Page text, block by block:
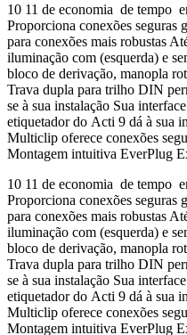
10 11 de economia de tempo
Proporciona conexões
para conexões mais robustas
iluminação com (esquerda) e
bloco de derivação, manopla
Trava dupla para trilho DIN
se à sua instalação Sua
etiquetador do Acti 9 dá à sua
Multiclip oferece conexões
Montagem intuitiva EverPlug
10 11 de economia de tempo
Proporciona conexões
para conexões mais robustas
iluminação com (esquerda) e
bloco de derivação, manopla
Trava dupla para trilho DIN
se à sua instalação Sua
etiquetador do Acti 9 dá à sua
Multiclip oferece conexões
Montagem intuitiva EverPlug